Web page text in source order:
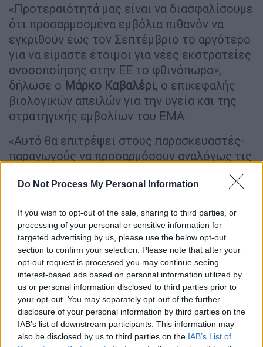
Do Not Process My Personal Information
If you wish to opt-out of the sale, sharing to third parties, or
processing of your personal or sensitive information for
targeted advertising by us, please use the below opt-out
section to confirm your selection. Please note that after your
opt-out request is processed you may continue seeing
interest-based ads based on personal information utilized by
us or personal information disclosed to third parties prior to
your opt-out. You may separately opt-out of the further
disclosure of your personal information by third parties on the
IAB’s list of downstream participants. This information may
also be disclosed by us to third parties on the IAB’s List of
«Προτεραιότητά μας είναι να διασφαλίσουμε
ότι προσαρμοσμένα εμβόλια πιθανόν να
εγκριθούν έως τον Σεπτέμβριο το αργότερο
για να είμαστε έτοιμοι για νέες εκστρατείες
ανοσοποίησης στην ΕΕ το φθινόπωρο»,
δήλωσε ο Μάρκο Καβαλέρι, ο επικεφαλής
βιολογικών απειλών για την υγεία και της
στρατηγικής εμβολίων του EMA.
«Αυτό θα επιτρέψει στους παρασκευαστές-
παραγωγούς να προσαρμόσουν αναλόγως τις
mRNA που παρασκευάζονται από την
Pfizer
εξελιγμένα και οι κλινικές δοκιμές
συνεχίζονται.
Παραμένει ασαφές εάν τα εμβόλια θα
στοχεύουν μια ή δύο παραλλαγές σε μια
δόση, πρόσθεσε ο Καβαλέρι.
Ο ΕΜΑ εξετάζει τη χρήση του
εμβολίου της Moderna στα παιδιά